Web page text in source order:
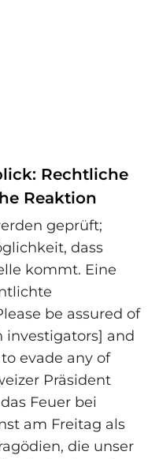
Rechtliche
Reaktion
geprüft;
dass
kommt. Eine
be assured of
investigators] and
evade any of
Präsident
Feuer bei
am Freitag als
die unser